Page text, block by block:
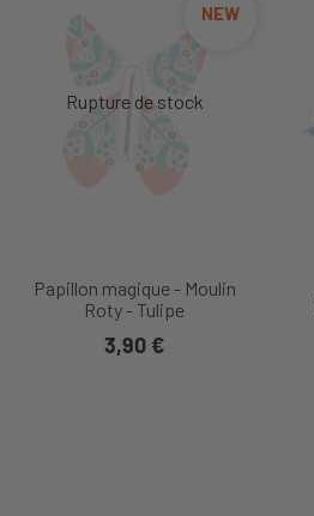
Papillon magique - Moulin
Roty - Tulipe
NEW
3,90 €